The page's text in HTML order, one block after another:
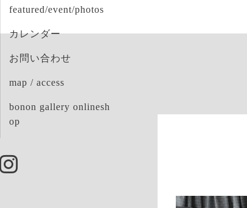
featured/event/photos
カレンダー
お問い合わせ
map / access
bonon gallery onlinesh
op